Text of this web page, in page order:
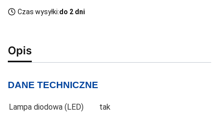
Czas wysyłki:do 2 dni
Opis
DANE TECHNICZNE
Lampa diodowa (LED)
tak